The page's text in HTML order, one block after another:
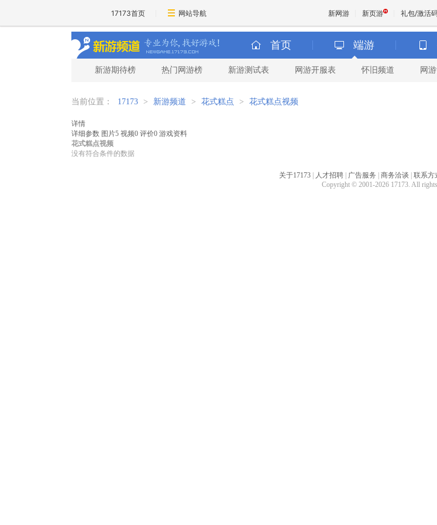
17173首页 网站导航 新网游 新页游 礼包/激活
首页 端游
新游期待榜 热门网游榜 新游测试表 网游开服表 怀旧频道 网
当前位置： 17173 > 新游频道 > 花式糕点 > 花式糕点视频
详情
详细参数 图片5 视频0 评价0 游戏资料
花式糕点视频
没有符合条件的数据
关于17173 人才招聘 广告服务 商务洽谈 联系方
Copyright © 2001-2026 17173. All